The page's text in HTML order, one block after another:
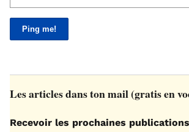
Les articles dans ton mail (gratis en
Recevoir les prochaines publications